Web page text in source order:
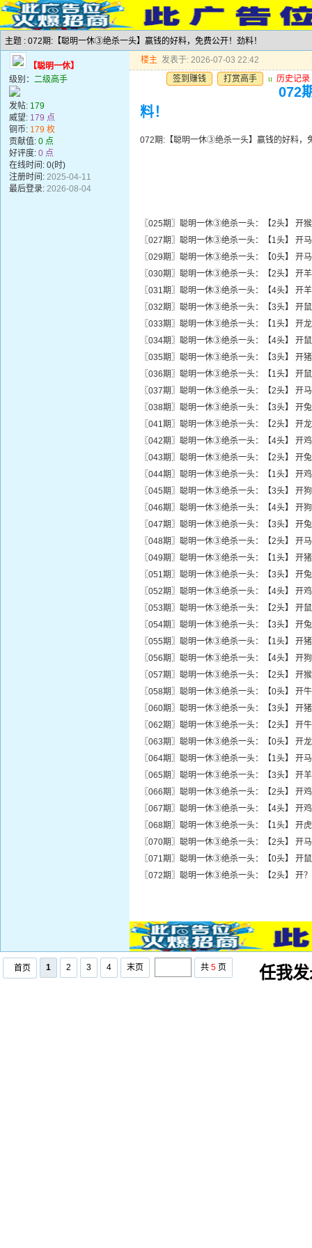
主题 : 072期:【聪明一休③绝杀一头】赢钱的好料，免费公开！劲料！
【聪明一休】
级别： 二级高手
发帖: 179
威望: 179 点
铜币: 179 枚
贡献值: 0 点
好评度: 0 点
在线时间: 0(时)
注册时间: 2025-04-11
最后登录: 2026-08-04
楼主 发表于: 2026-07-03 22:42
签到赚钱
打赏高手 u 历史记录
072
料！
072期:【聪明一休③绝杀一头】赢钱的好料，
〖025期〗聪明一休③绝杀一头：【2头】 开
〖027期〗聪明一休③绝杀一头：【1头】 开
〖029期〗聪明一休③绝杀一头：【0头】 开
〖030期〗聪明一休③绝杀一头：【2头】 开
〖031期〗聪明一休③绝杀一头：【4头】 开
〖032期〗聪明一休③绝杀一头：【3头】 开
〖033期〗聪明一休③绝杀一头：【1头】 开
〖034期〗聪明一休③绝杀一头：【4头】 开
〖035期〗聪明一休③绝杀一头：【3头】 开
〖036期〗聪明一休③绝杀一头：【1头】 开
〖037期〗聪明一休③绝杀一头：【2头】 开
〖038期〗聪明一休③绝杀一头：【3头】 开
〖041期〗聪明一休③绝杀一头：【2头】 开
〖042期〗聪明一休③绝杀一头：【4头】 开
〖043期〗聪明一休③绝杀一头：【2头】 开
〖044期〗聪明一休③绝杀一头：【1头】 开
〖045期〗聪明一休③绝杀一头：【3头】 开
〖046期〗聪明一休③绝杀一头：【4头】 开
〖047期〗聪明一休③绝杀一头：【3头】 开
〖048期〗聪明一休③绝杀一头：【2头】 开
〖049期〗聪明一休③绝杀一头：【1头】 开
〖051期〗聪明一休③绝杀一头：【3头】 开
〖052期〗聪明一休③绝杀一头：【4头】 开
〖053期〗聪明一休③绝杀一头：【2头】 开
〖054期〗聪明一休③绝杀一头：【3头】 开
〖055期〗聪明一休③绝杀一头：【1头】 开
〖056期〗聪明一休③绝杀一头：【4头】 开
〖057期〗聪明一休③绝杀一头：【2头】 开
〖058期〗聪明一休③绝杀一头：【0头】 开
〖060期〗聪明一休③绝杀一头：【3头】 开
〖062期〗聪明一休③绝杀一头：【2头】 开
〖063期〗聪明一休③绝杀一头：【0头】 开
〖064期〗聪明一休③绝杀一头：【1头】 开
〖065期〗聪明一休③绝杀一头：【3头】 开
〖066期〗聪明一休③绝杀一头：【2头】 开
〖067期〗聪明一休③绝杀一头：【4头】 开
〖068期〗聪明一休③绝杀一头：【1头】 开
〖070期〗聪明一休③绝杀一头：【2头】 开
〖071期〗聪明一休③绝杀一头：【0头】 开
〖072期〗聪明一休③绝杀一头：【2头】 开
首页 1 2 3 4 末页 共 5 页 任我发